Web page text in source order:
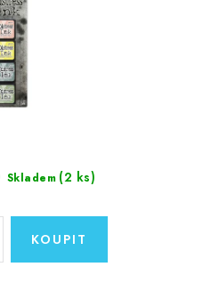
Skladem (2 ks)